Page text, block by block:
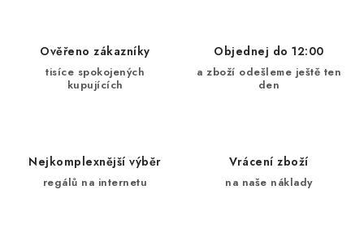
Ověřeno zákazníky
tisíce spokojených
kupujících
Objednej do 12:00
a zboží odešleme ještě ten
den
Nejkomplexnější výběr
regálů na internetu
Vrácení zboží
na naše náklady